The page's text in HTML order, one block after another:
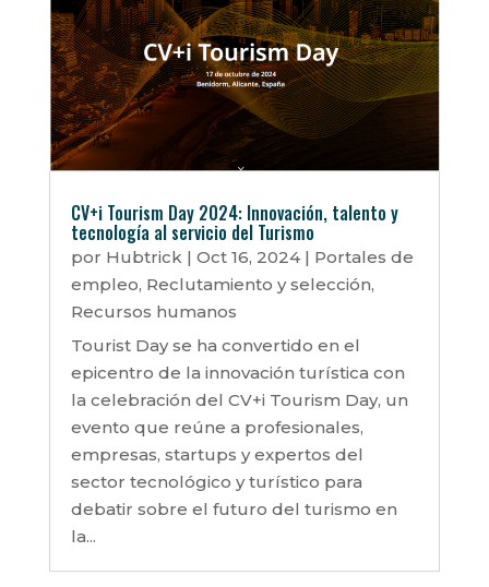
CV+i Tourism Day 2024: Innovación, talento y
tecnología al servicio del Turismo
por Hubtrick | Oct 16, 2024| Portales de
empleo, Reclutamiento y selección,
Recursos humanos
Tourist Day se ha convertido en el
epicentro de la innovación turística con
la celebración del CV+i Tourism Day, un
evento que reúne a profesionales,
empresas, startups y expertos del
sector tecnológico y turístico para
debatir sobre el futuro del turismo en
la...